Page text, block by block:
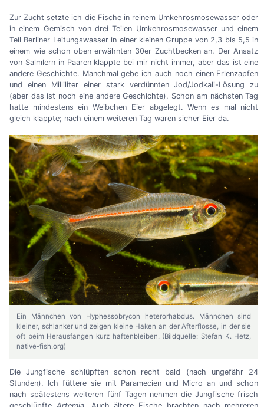
Zur Zucht setzte ich die Fische in reinem Umkehrosmosewasser oder
in einem Gemisch von drei Teilen Umkehrosmosewasser und einem
Teil Berliner Leitungswasser in einer kleinen Gruppe von 2,3 bis 5,5 in
einem wie schon oben erwähnten 30er Zuchtbecken an. Der Ansatz
von Salmlern in Paaren klappte bei mir nicht immer, aber das ist eine
andere Geschichte. Manchmal gebe ich auch noch einen Erlenzapfen
und einen Milliliter einer stark verdünnten Jod/Jodkali-Lösung zu
(aber das ist noch eine andere Geschichte). Schon am nächsten Tag
hatte mindestens ein Weibchen Eier abgelegt. Wenn es mal nicht
gleich klappte; nach einem weiteren Tag waren sicher Eier da.
Ein Männchen von Hyphessobrycon heterorhabdus. Männchen sind
kleiner, schlanker und zeigen kleine Haken an der Afterflosse, in der sie
oft beim Herausfangen kurz haftenbleiben. (Bildquelle: Stefan K. Hetz,
native-fish.org)
Die Jungfische schlüpften schon recht bald (nach ungefähr 24
Stunden). Ich füttere sie mit Paramecien und Micro an und schon
nach spätestens weiteren fünf Tagen nehmen die Jungfische frisch